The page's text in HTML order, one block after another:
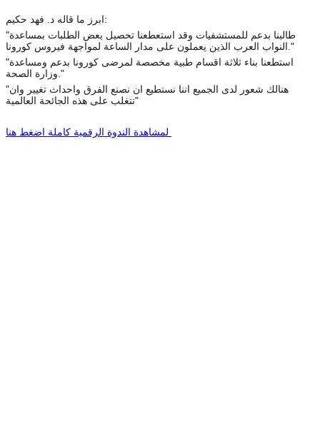
ابرز ما قاله د. فهد حكيم:
"طالبنا بدعم للمستشفيات وقد استعطعنا تحصيل بعض الطلبات بمساعدة
النواب العرب الذين يعملون على مدار الساعة لمواجهة فيروس كورونا."
"استطعنا بناء ثلاثة اقسام طبية مخصصة لمرضى كورونا بدعم ومساعدة
وزارة الصحة."
"هنالك شعور لدى الجميع اننا نستطيع ان نصنع الفرق واحداث تغيير وان
نتغلب على هذه الجائحة العالمية"